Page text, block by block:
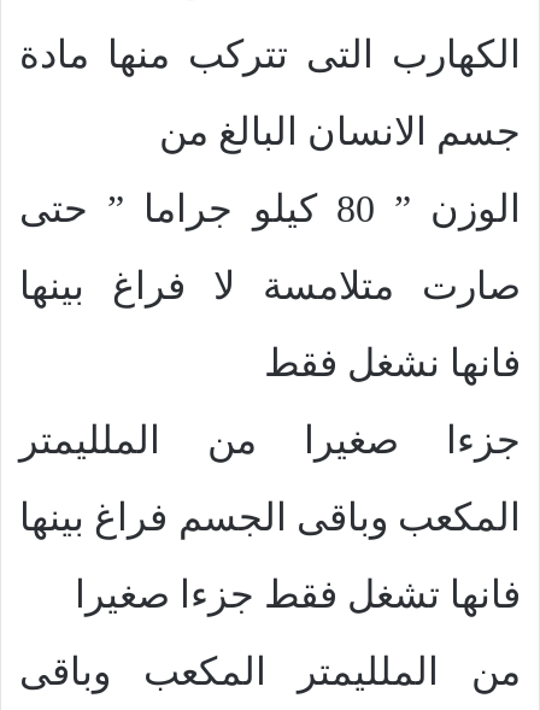
الكهارب التى تتركب منها مادة
جسم الانسان البالغ من
الوزن ” 80 كيلو جراما ” حتى
صارت متلامسة لا فراغ بينها
فانها نشغل فقط
جزءا صغيرا من الملليمتر
المكعب وباقى الجسم فراغ بينها
فانها تشغل فقط جزءا صغيرا
من الملليمتر المكعب وباقى